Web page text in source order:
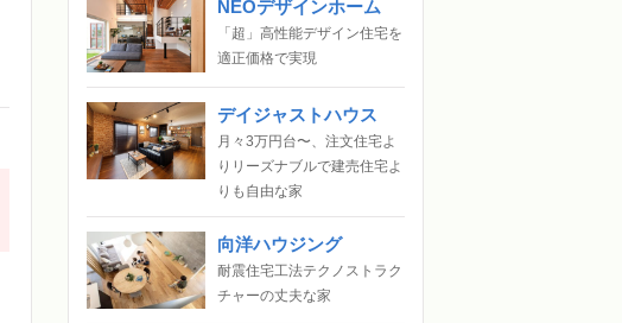
NEOデザインホーム
「超」高性能デザイン住宅を
適正価格で実現
デイジャストハウス
月々3万円台〜、注文住宅よ
りリーズナブルで建売住宅よ
りも自由な家
向洋ハウジング
耐震住宅工法テクノストラク
チャーの丈夫な家